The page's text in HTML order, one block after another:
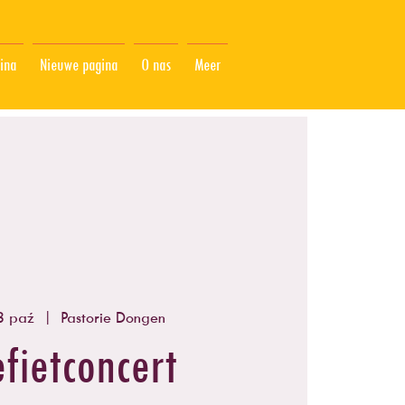
Nieuwe pagina O nas Meer
paź
  |
Pastorie Dongen